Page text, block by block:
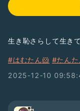
生き恥さらして生き
#はむたん🐹 #たん
2025-12-10